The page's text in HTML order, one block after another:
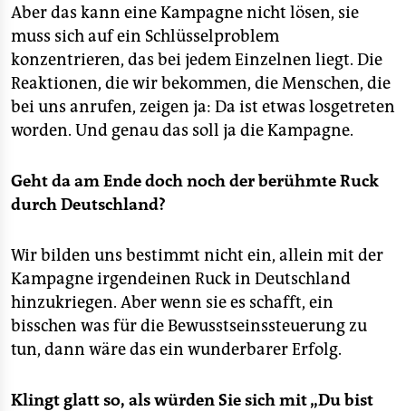
Aber das kann eine Kampagne nicht lösen, sie
muss sich auf ein Schlüsselproblem
konzentrieren, das bei jedem Einzelnen liegt. Die
Reaktionen, die wir bekommen, die Menschen, die
bei uns anrufen, zeigen ja: Da ist etwas losgetreten
worden. Und genau das soll ja die Kampagne.
Geht da am Ende doch noch der berühmte Ruck
durch Deutschland?
Wir bilden uns bestimmt nicht ein, allein mit der
Kampagne irgendeinen Ruck in Deutschland
hinzukriegen. Aber wenn sie es schafft, ein
bisschen was für die Bewusstseinssteuerung zu
tun, dann wäre das ein wunderbarer Erfolg.
Klingt glatt so, als würden Sie sich mit „Du bist